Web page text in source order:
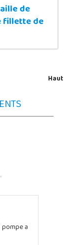
de
fillette de
Haut
a